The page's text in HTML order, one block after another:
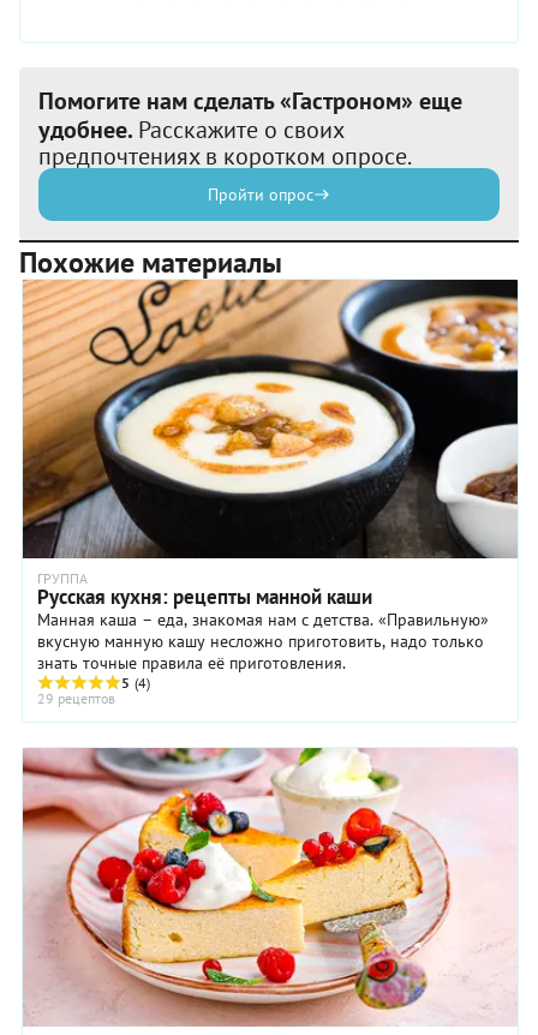
Помогите нам сделать «Гастроном» еще
удобнее. Расскажите о своих
предпочтениях в коротком опросе.
Пройти опрос
Похожие материалы
ГРУППА
Русская кухня: рецепты манной каши
Манная каша – еда, знакомая нам с детства. «Правильную»
вкусную манную кашу несложно приготовить, надо только
знать точные правила её приготовления.
5 (4)
29 рецептов